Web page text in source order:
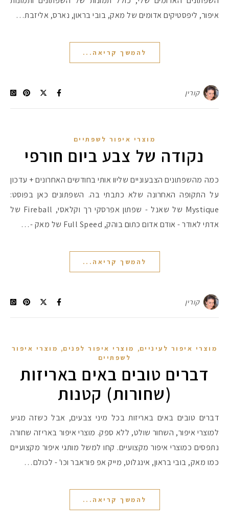
איפור, ליפסטיקים אדומים של מאק, בובי בראון, נארס, אליזבת…
להמשך קריאה...
קורין
מוצרי איפור לשפתיים
נקודה של צבע ביום חורפי
כמה מהשפתונים הצבעוניים שליוו אותי בחודשים האחרונים + עדכון
על התקופה האחרונה שלא כתבתי בה. השפתונים כאן בפוסט:
Mystique של שאנל - שפתון אפרסקי רך וקלאסי, Fireball של
אדתי לאודר - אודם אדום כתום בוהק, Full Speed של מאק -…
להמשך קריאה...
קורין
מוצרי איפור לעיניים, מוצרי איפור לפנים, מוצרי איפור
לשפתיים
דברים טובים באים באריזות
(שחורות) קטנות
דברים טובים באים באריזות בכל מיני צבעים, אבל כשזה מגיע
למוצרי איפור, השחור שולט, ללא ספק. מוצרי איפור באריזה שחורה
נתפסים כמוצרי איפור מקצועיים. קחו למשל מותגי איפור מקצועיים
כמו מאק, בובי בראון, אינגלוט, מייק אפ פוראבר וכו' - לכולם…
להמשך קריאה...